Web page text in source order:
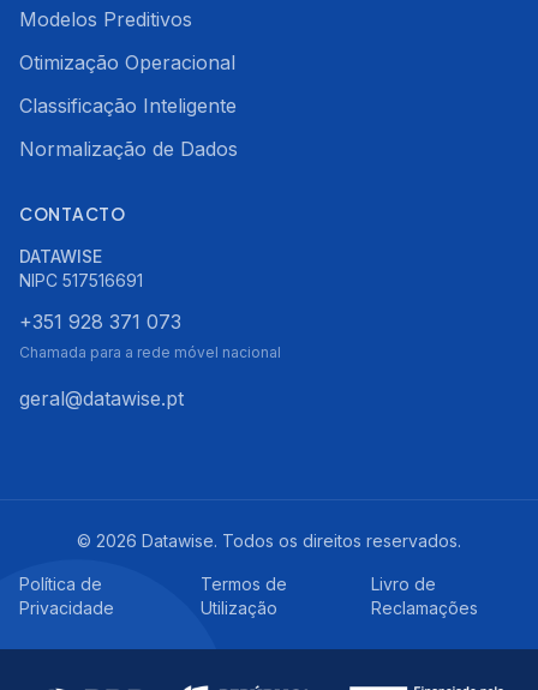
Modelos Preditivos
Otimização Operacional
Classificação Inteligente
Normalização de Dados
CONTACTO
DATAWISE
NIPC 517516691
+351 928 371 073
Chamada para a rede móvel nacional
geral@datawise.pt
© 2026 Datawise. Todos os direitos reservados.
Política de
Privacidade
Termos de
Utilização
Livro de
Reclamações